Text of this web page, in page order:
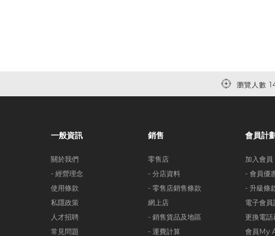
瀏覽人數
一般資訊
關於我們
- 經營理念
使用條款
私隱政策
人才招聘
常見問題
銷售
零售店
- 分店資料
- 零售店銷售條款
網上店
- 銷售貨品及地區
- 運費計算
會員計劃
加入會員
- 會員優
- 升級條
電子會
更換電話
會員My